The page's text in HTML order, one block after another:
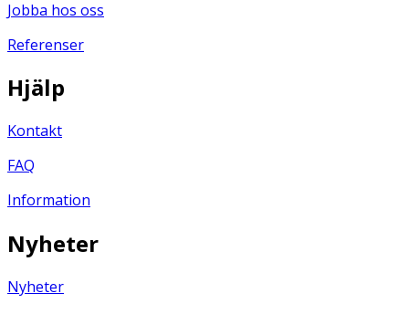
Jobba hos oss
Referenser
Hjälp
Kontakt
FAQ
Information
Nyheter
Nyheter